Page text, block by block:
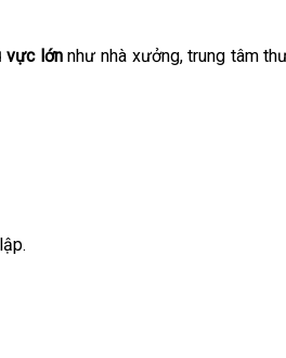
vực lớnnhư nhà xưởng, trung tâm